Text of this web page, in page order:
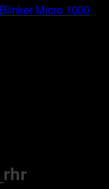
Micro 1000